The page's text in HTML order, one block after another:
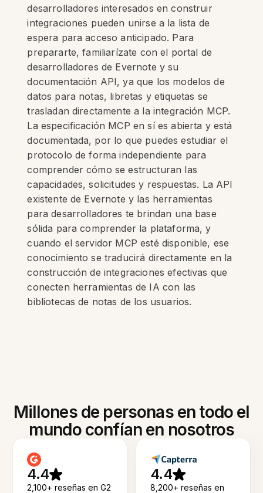
desarrolladores interesados en construir
integraciones pueden unirse a la lista de
espera para acceso anticipado. Para
prepararte, familiarízate con el portal de
desarrolladores de Evernote y su
documentación API, ya que los modelos de
datos para notas, libretas y etiquetas se
trasladan directamente a la integración MCP.
La especificación MCP en sí es abierta y está
documentada, por lo que puedes estudiar el
protocolo de forma independiente para
comprender cómo se estructuran las
capacidades, solicitudes y respuestas. La API
existente de Evernote y las herramientas
para desarrolladores te brindan una base
sólida para comprender la plataforma, y
cuando el servidor MCP esté disponible, ese
conocimiento se traducirá directamente en la
construcción de integraciones efectivas que
conecten herramientas de IA con las
bibliotecas de notas de los usuarios.
Millones de personas en todo el
mundo confían en nosotros
4.4
2,100+ reseñas en G2
4.4
8,200+ reseñas en